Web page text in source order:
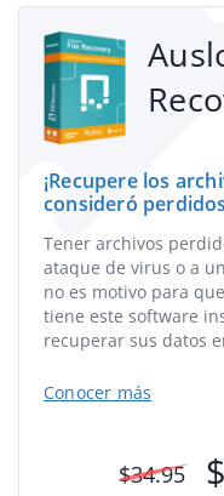
¡Recupere los
consideró
Tener archivos
ataque de virus o a
no es motivo para
tiene este software
recuperar sus datos
Conocer más
$34.95 $